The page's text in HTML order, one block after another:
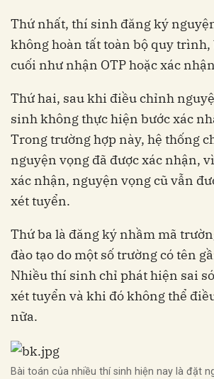
Thứ nhất, thí sinh đăng ký
không hoàn tất toàn bộ quy trình,
cuối như nhận OTP hoặc xác
Thứ hai, sau khi điều chỉnh
sinh không thực hiện bước xác
Trong trường hợp này, hệ thống
nguyện vọng đã được xác nhận,
xác nhận, nguyện vọng cũ vẫn
xét tuyển.
Thứ ba là đăng ký nhầm mã
đào tạo do một số trường có tên
Nhiều thí sinh chỉ phát hiện sai
xét tuyển và khi đó không thể
nữa.
Bài toán của nhiều thí sinh hiện nay là đặt